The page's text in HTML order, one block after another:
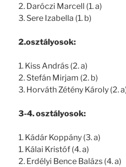
2. Daróczi Marcell (1. a)
3. Sere Izabella (1. b)
2.osztályosok:
1. Kiss András (2. a)
2. Stefán Mirjam (2. b)
3. Horváth Zétény Károly (2.
3-4. osztályosok:
1. Kádár Koppány (3. a)
1. Kálai Kristóf (4. a)
2. Erdélyi Bence Balázs (4. a)